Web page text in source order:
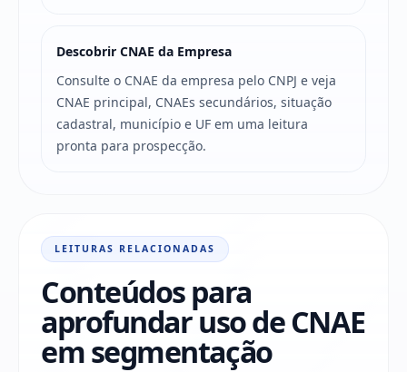
Descobrir CNAE da Empresa
Consulte o CNAE da empresa pelo CNPJ e veja
CNAE principal, CNAEs secundários, situação
cadastral, município e UF em uma leitura
pronta para prospecção.
LEITURAS RELACIONADAS
Conteúdos para
aprofundar uso de CNAE
em segmentação